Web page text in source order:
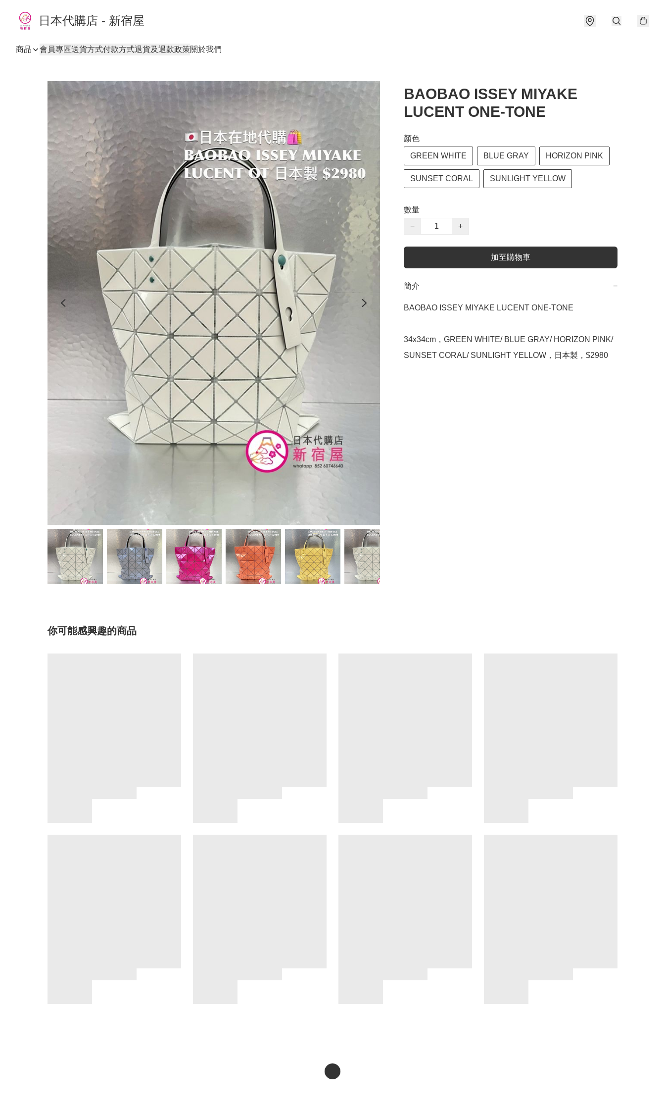
日本代購店 - 新宿屋
商品 會員專區送貨方式付款方式退貨及退款政策關於我們
BAOBAO ISSEY MIYAKE
LUCENT ONE-TONE
顏色
GREEN WHITE BLUE GRAY HORIZON PINK
SUNSET CORAL SUNLIGHT YELLOW
數量
−
+
加至購物車
簡介 −
BAOBAO ISSEY MIYAKE LUCENT ONE-TONE
34x34cm，GREEN WHITE/ BLUE GRAY/ HORIZON PINK/
SUNSET CORAL/ SUNLIGHT YELLOW，日本製，$2980
你可能感興趣的商品